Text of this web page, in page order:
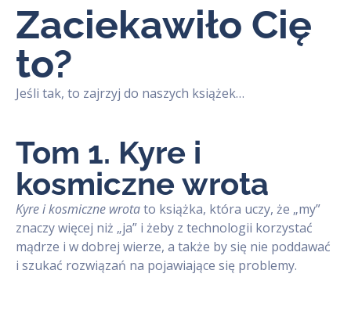
Zaciekawiło Cię
to?
Jeśli tak, to zajrzyj do naszych książek…
Tom 1. Kyre i
kosmiczne wrota
Kyre i kosmiczne wrotato książka, która uczy, że „my”
znaczy więcej niż „ja” i żeby z technologii korzystać
mądrze i w dobrej wierze, a także by się nie poddawać
i szukać rozwiązań na pojawiające się problemy.